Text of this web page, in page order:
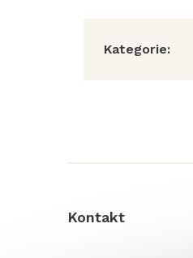
Kategorie:
Kontakt